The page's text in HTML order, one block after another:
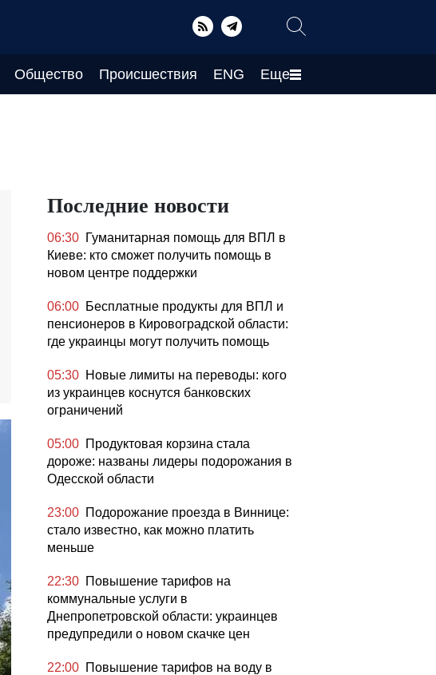
Общество Происшествия ENG Еще
Последние новости
06:30 Гуманитарная помощь для ВПЛ в
Киеве: кто сможет получить помощь в
новом центре поддержки
06:00 Бесплатные продукты для ВПЛ и
пенсионеров в Кировоградской области:
где украинцы могут получить помощь
05:30 Новые лимиты на переводы: кого
из украинцев коснутся банковских
ограничений
05:00 Продуктовая корзина стала
дороже: названы лидеры подорожания в
Одесской области
23:00 Подорожание проезда в Виннице:
стало известно, как можно платить
меньше
22:30 Повышение тарифов на
коммунальные услуги в
Днепропетровской области: украинцев
предупредили о новом скачке цен
22:00 Повышение тарифов на воду в